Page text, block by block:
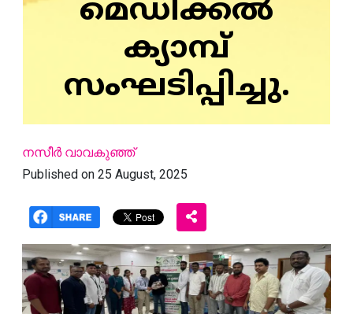
മെഡിക്കല്‍
ക്യാമ്പ്
സംഘടിപ്പിച്ചു.
നസീര്‍ വാവകുഞ്ഞ്
Published on 25 August, 2025